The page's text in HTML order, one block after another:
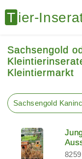
Sachsengold
Kleintiermarkt